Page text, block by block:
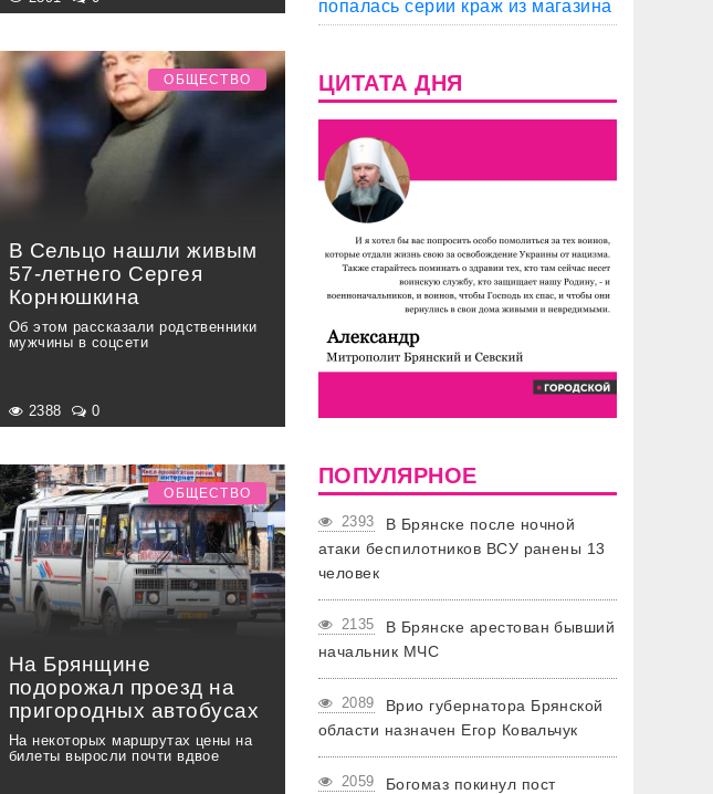
В Сельцо нашли живым
57-летнего Сергея
Корнюшкина
Об этом рассказали родственники
мужчины в соцсети
ОБЩЕСТВО
2388 0
На Брянщине
подорожал проезд на
пригородных автобусах
На некоторых маршрутах цены на
билеты выросли почти вдвое
ОБЩЕСТВО
попалась серии краж из магазина
ЦИТАТА ДНЯ
ПОПУЛЯРНОЕ
2393
В Брянске после ночной
атаки беспилотников ВСУ ранены 13
человек
2135
В Брянске арестован бывший
начальник МЧС
2089
Врио губернатора Брянской
области назначен Егор Ковальчук
2059
Богомаз покинул пост